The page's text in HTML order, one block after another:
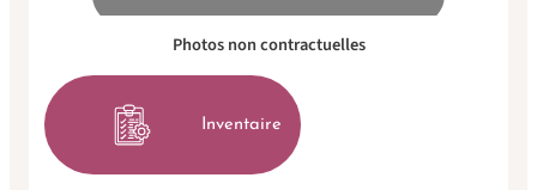
Photos non contractuelles
Inventaire